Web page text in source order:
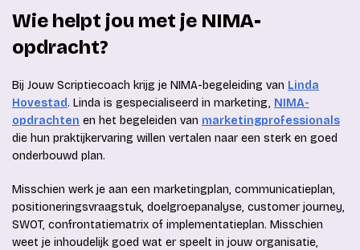
Wie helpt jou met je NIMA-
opdracht?
Bij Jouw Scriptiecoach krijg je NIMA-begeleiding van Linda
Hovestad. Linda is gespecialiseerd in marketing, NIMA-
opdrachten en het begeleiden van marketingprofessionals
die hun praktijkervaring willen vertalen naar een sterk en goed
onderbouwd plan.
Misschien werk je aan een marketingplan, communicatieplan,
positioneringsvraagstuk, doelgroepanalyse, customer journey,
SWOT, confrontatiematrix of implementatieplan. Misschien
weet je inhoudelijk goed wat er speelt in jouw organisatie,